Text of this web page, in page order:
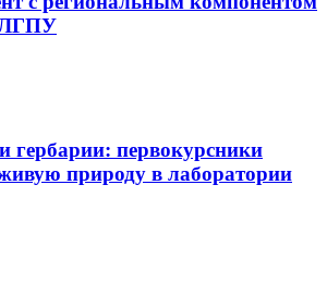
ЛГПУ​
гербарии: первокурсники
природу в лаборатории